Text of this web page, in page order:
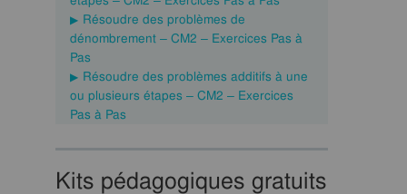
Résoudre des problèmes de
dénombrement – CM2 – Exercices Pas à
Pas
Résoudre des problèmes additifs à une
ou plusieurs étapes – CM2 – Exercices
Pas à Pas
Kits pédagogiques gratuits